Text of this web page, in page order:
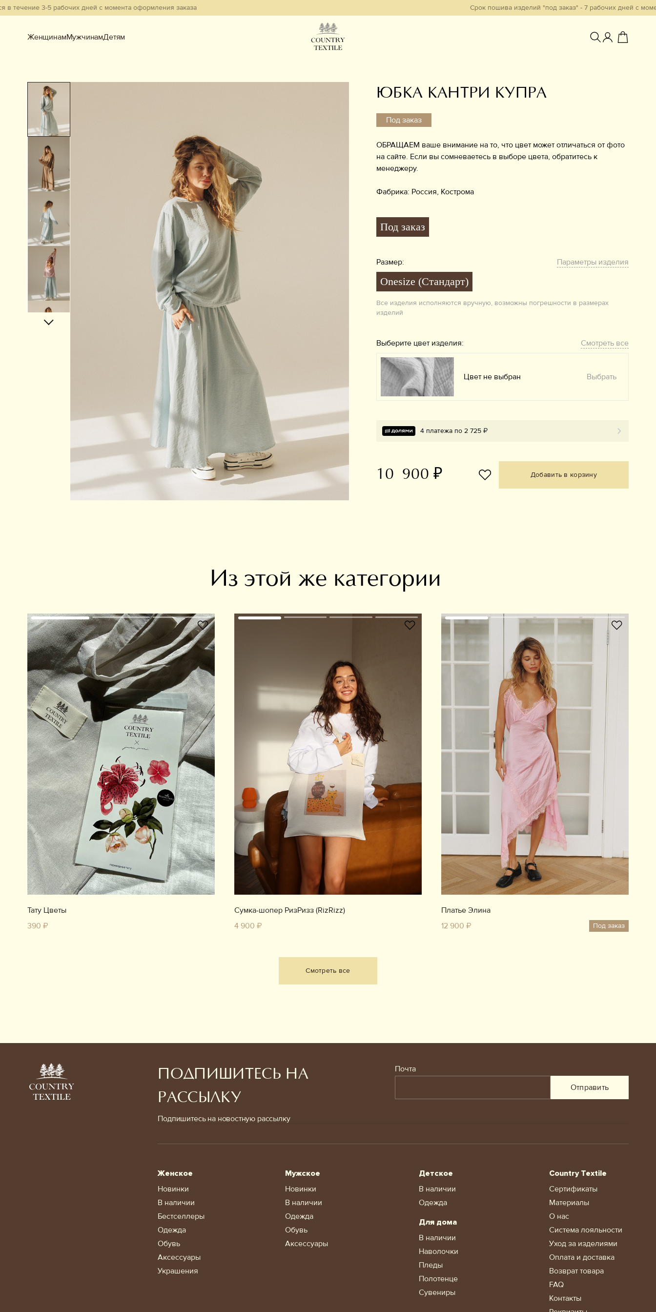
3-5 рабочих дней с момента оформления заказа Срок пошива изделий "под заказ" - 7 рабочих дней с момента
ЖенщинамМужчинамДетям
Смотреть всё
Новинки
В наличии
Бестселлеры
Одежда
Аксессуары
Украшения
Дом
Подарочный сертификат
ЮБКА КАНТРИ КУПРА
Под заказ
ОБРАЩАЕМ ваше внимание на то, что цвет может отличаться от фото
на сайте. Если вы сомневаетесь в выборе цвета, обратитесь к
менеджеру.
Фабрика: Россия, Кострома
Под заказ
Размер: Параметры изделия
Onesize (Стандарт)
Все изделия исполняются вручную, возможны погрешности в размерах
изделий
Выберите цвет изделия: Смотреть все
Цвет не выбран Выбрать
4 платежа по 2 725 ₽
10 900 ₽
В избранное Добавить в корзину
Из этой же категории
Тату Цветы
390 ₽
В избранное
Сумка-шопер РизРизз (RizRizz)
4 900 ₽
Платье Элина
12 900 ₽
Под заказ
Смотреть все
ПОДПИШИТЕСЬ НА
РАССЫЛКУ
Подпишитесь на новостную рассылку
Почта
Отправить
Женское
Новинки
В наличии
Бестселлеры
Одежда
Обувь
Аксессуары
Украшения
Мужское
Новинки
В наличии
Одежда
Обувь
Аксессуары
Детское
В наличии
Одежда
Для дома
В наличии
Наволочки
Пледы
Полотенце
Сувениры
Country Textile
Сертификаты
Материалы
О нас
Система лояльности
Уход за изделиями
Оплата и доставка
Возврат товара
FAQ
Контакты